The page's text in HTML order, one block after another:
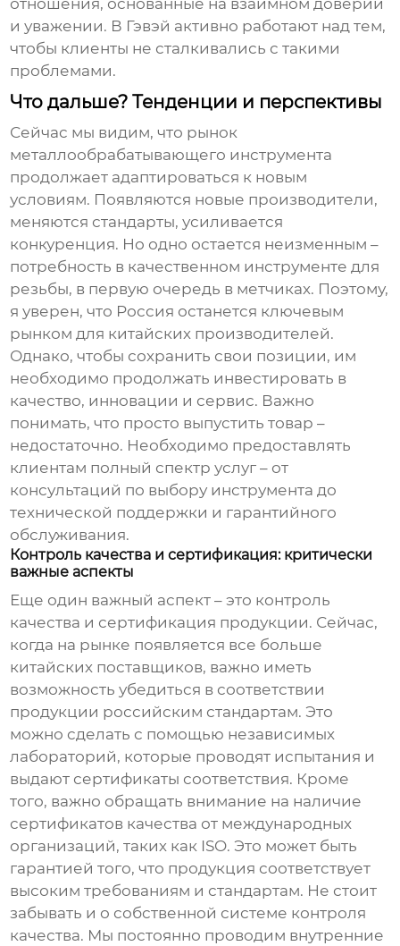
отношения, основанные на взаимном доверии
и уважении. В Гэвэй активно работают над тем,
чтобы клиенты не сталкивались с такими
проблемами.
Что дальше? Тенденции и перспективы
Сейчас мы видим, что рынок
металлообрабатывающего инструмента
продолжает адаптироваться к новым
условиям. Появляются новые производители,
меняются стандарты, усиливается
конкуренция. Но одно остается неизменным –
потребность в качественном инструменте для
резьбы, в первую очередь в метчиках. Поэтому,
я уверен, что Россия останется ключевым
рынком для китайских производителей.
Однако, чтобы сохранить свои позиции, им
необходимо продолжать инвестировать в
качество, инновации и сервис. Важно
понимать, что просто выпустить товар –
недостаточно. Необходимо предоставлять
клиентам полный спектр услуг – от
консультаций по выбору инструмента до
технической поддержки и гарантийного
обслуживания.
Контроль качества и сертификация: критически
важные аспекты
Еще один важный аспект – это контроль
качества и сертификация продукции. Сейчас,
когда на рынке появляется все больше
китайских поставщиков, важно иметь
возможность убедиться в соответствии
продукции российским стандартам. Это
можно сделать с помощью независимых
лабораторий, которые проводят испытания и
выдают сертификаты соответствия. Кроме
того, важно обращать внимание на наличие
сертификатов качества от международных
организаций, таких как ISO. Это может быть
гарантией того, что продукция соответствует
высоким требованиям и стандартам. Не стоит
забывать и о собственной системе контроля
качества. Мы постоянно проводим внутренние